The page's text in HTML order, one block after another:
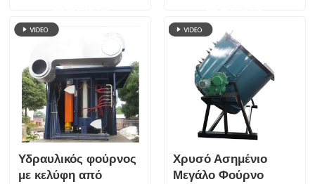
Υδραυλικός φούρνος
με κελύφη από
Χρυσό Ασημένιο
Μεγάλο Φούρνο